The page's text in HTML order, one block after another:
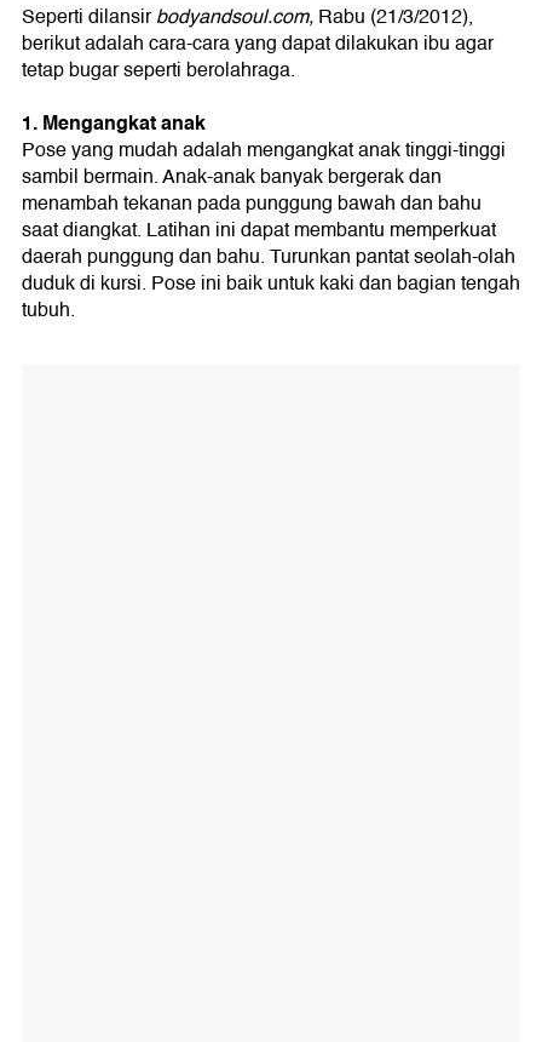
Seperti dilansirbodyandsoul.com,Rabu (21/3/2012),
berikut adalah cara-cara yang dapat dilakukan ibu agar
tetap bugar seperti berolahraga.
1. Mengangkat anak
Pose yang mudah adalah mengangkat anak tinggi-tinggi
sambil bermain. Anak-anak banyak bergerak dan
menambah tekanan pada punggung bawah dan bahu
saat diangkat. Latihan ini dapat membantu memperkuat
daerah punggung dan bahu. Turunkan pantat seolah-olah
duduk di kursi. Pose ini baik untuk kaki dan bagian tengah
tubuh.